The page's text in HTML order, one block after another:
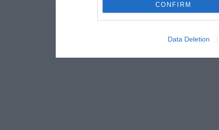
CONFIRM
Data Deletion